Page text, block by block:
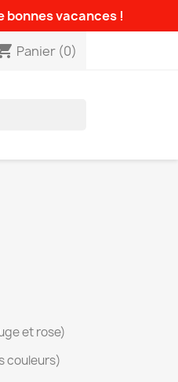
bonnes vacances !
Panier (0)
et rose)
couleurs)